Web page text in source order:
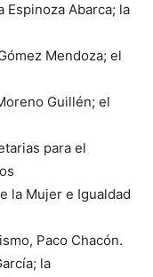
Abarca; la
Mendoza; el
Guillén; el
para el
la Mujer e Igualdad
Paco Chacón.
la